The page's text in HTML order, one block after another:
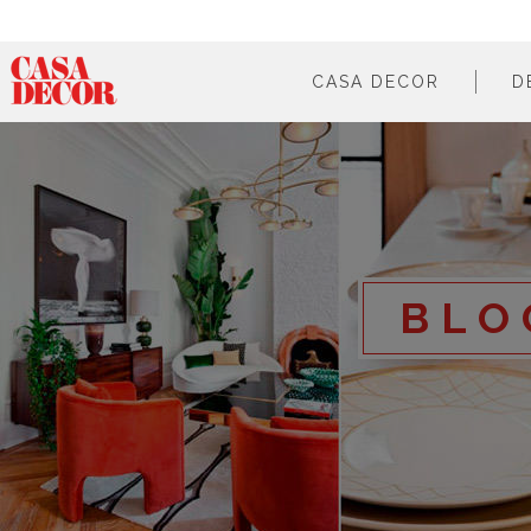
CASA DECOR
en cifras
cómo participar
en los medios